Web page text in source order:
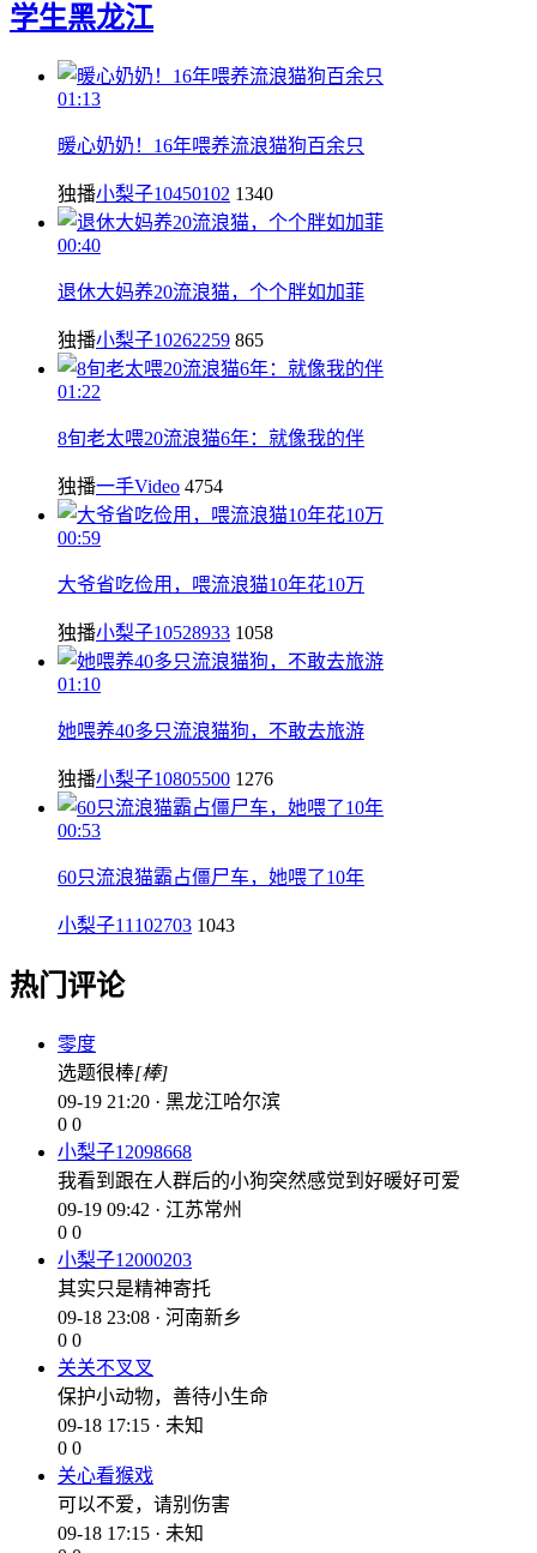
学生黑龙江
01:13
暖心奶奶！16年喂养流浪猫狗百余只
独播小梨子10450102 1340
00:40
退休大妈养20流浪猫，个个胖如加菲
独播小梨子10262259 865
01:22
8旬老太喂20流浪猫6年：就像我的伴
独播一手Video 4754
00:59
大爷省吃俭用，喂流浪猫10年花10万
独播小梨子10528933 1058
01:10
她喂养40多只流浪猫狗，不敢去旅游
独播小梨子10805500 1276
00:53
60只流浪猫霸占僵尸车，她喂了10年
小梨子11102703 1043
热门评论
零度
选题很棒[棒]
09-19 21:20 · 黑龙江哈尔滨
0 0
小梨子12098668
我看到跟在人群后的小狗突然感觉到好暖好可爱
09-19 09:42 · 江苏常州
0 0
小梨子12000203
其实只是精神寄托
09-18 23:08 · 河南新乡
0 0
关关不叉叉
保护小动物，善待小生命
09-18 17:15 · 未知
0 0
关心看猴戏
可以不爱，请别伤害
09-18 17:15 · 未知